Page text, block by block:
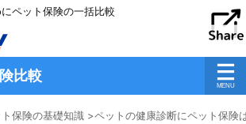
ペット保険の一括比較
比較
保険の基礎知識 >ペットの健康診断にペット保険